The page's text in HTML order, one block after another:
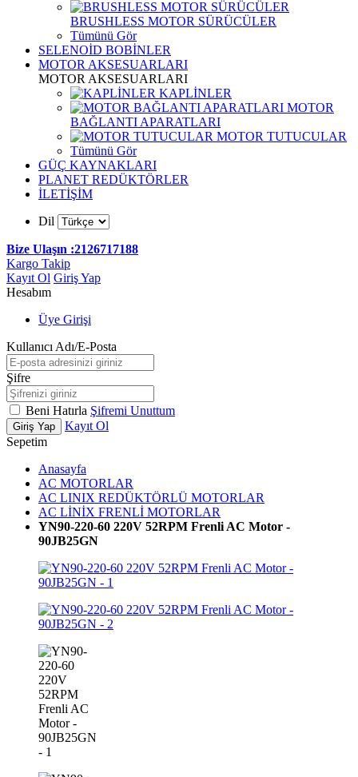
BRUSHLESS MOTOR SÜRÜCÜLER
Tümünü Gör
SELENOİD BOBİNLER
MOTOR AKSESUARLARI
MOTOR AKSESUARLARI
KAPLİNLER
MOTOR
BAĞLANTI APARATLARI
MOTOR TUTUCULAR
Tümünü Gör
GÜÇ KAYNAKLARI
PLANET REDÜKTÖRLER
İLETİŞİM
Dil
Bize Ulaşın :2126717188
Kargo Takip
Kayıt Ol Giriş Yap
Hesabım
Üye Girişi
Kullanıcı Adı/E-Posta
Şifre
Beni Hatırla Şifremi Unuttum
Giriş Yap
Kayıt Ol
Sepetim
Anasayfa
AC MOTORLAR
AC LINIX REDÜKTÖRLÜ MOTORLAR
AC LİNİX FRENLİ MOTORLAR
YN90-220-60 220V 52RPM Frenli AC Motor -
90JB25GN